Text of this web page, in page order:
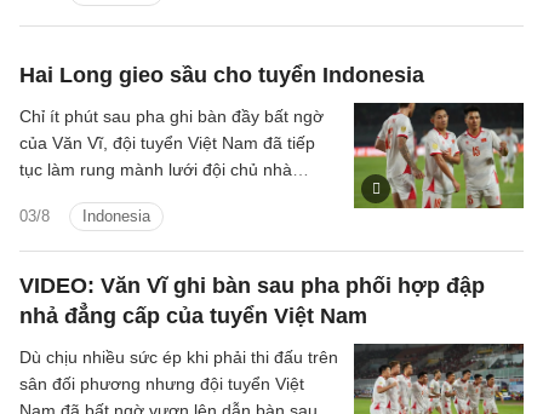
Hai Long gieo sầu cho tuyển Indonesia
03/8 Indonesia
Chỉ ít phút sau pha ghi bàn đầy bất ngờ
của Văn Vĩ, đội tuyển Việt Nam đã tiếp
tục làm rung mành lưới đội chủ nhà
Nguyễn Hai Long.
VIDEO: Văn Vĩ ghi bàn sau pha phối hợp đập
nhả đẳng cấp của tuyển Việt Nam
Dù chịu nhiều sức ép khi phải thi đấu trên
sân đối phương nhưng đội tuyển Việt